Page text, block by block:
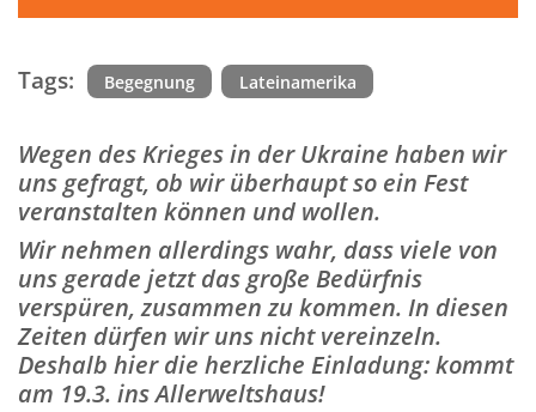
Tags: Begegnung Lateinamerika
Wegen des Krieges in der Ukraine haben wir
uns gefragt, ob wir überhaupt so ein Fest
veranstalten können und wollen.
Wir nehmen allerdings wahr, dass viele von
uns gerade jetzt das große Bedürfnis
verspüren, zusammen zu kommen. In diesen
Zeiten dürfen wir uns nicht vereinzeln.
Deshalb hier die herzliche Einladung: kommt
am 19.3. ins Allerweltshaus!